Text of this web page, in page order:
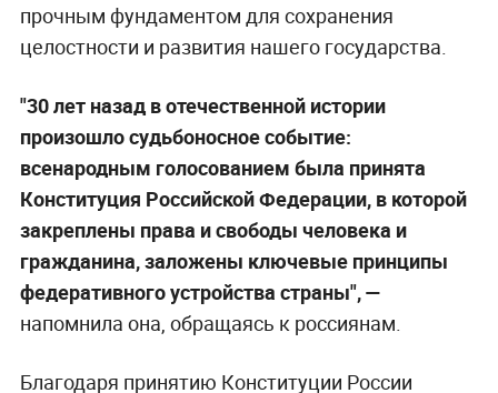
прочным фундаментом для сохранения
целостности и развития нашего государства.
"30 лет назад в отечественной истории
произошло судьбоносное событие:
всенародным голосованием была принята
Конституция Российской Федерации, в которой
закреплены права и свободы человека и
гражданина, заложены ключевые принципы
федеративного устройства страны", —
напомнила она, обращаясь к россиянам.
Благодаря принятию Конституции России